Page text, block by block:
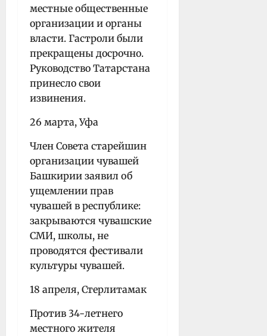
местные общественные
организации и органы
власти. Гастроли были
прекращены досрочно.
Руководство Татарстана
принесло свои
извинения.
26 марта, Уфа
Член Совета старейшин
организации чувашей
Башкирии заявил об
ущемлении прав
чувашей в республике:
закрываются чувашские
СМИ, школы, не
проводятся фестивали
культуры чувашей.
18 апреля, Стерлитамак
Против 34-летнего
местного жителя